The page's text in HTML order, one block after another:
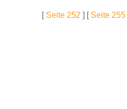
[ Seite 252 ] [ Seite 255